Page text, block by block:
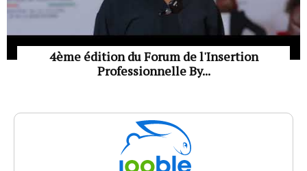
4ème édition du Forum de l'Insertion
Professionnelle By...